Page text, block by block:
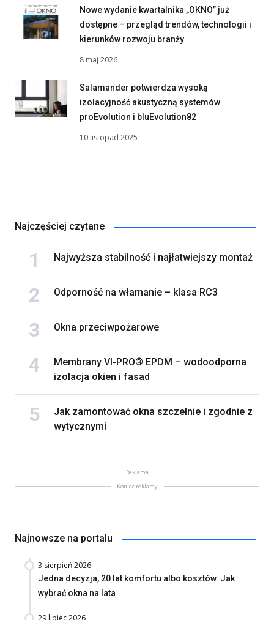
Nowe wydanie kwartalnika „OKNO” już
dostępne – przegląd trendów, technologii i
kierunków rozwoju branży
8 maj 2026
Salamander potwierdza wysoką
izolacyjność akustyczną systemów
proEvolution i bluEvolution82
10 listopad 2025
Najczęściej czytane
Najwyższa stabilność i najłatwiejszy montaż
Odporność na włamanie – klasa RC3
Okna przeciwpożarowe
Membrany VI-PRO® EPDM – wodoodporna
izolacja okien i fasad
Jak zamontować okna szczelnie i zgodnie z
wytycznymi
Reklama
Koniec reklamy
Najnowsze na portalu
3 sierpień 2026
Jedna decyzja, 20 lat komfortu albo kosztów. Jak
wybrać okna na lata